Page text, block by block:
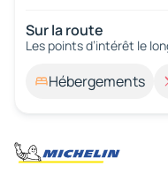
Sur la route
Les points d’intérêt le
Hébergements